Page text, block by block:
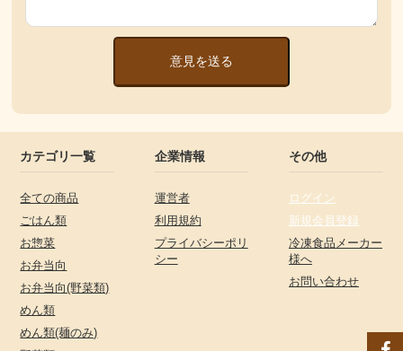
意見を送る
カテゴリ一覧
全ての商品
ごはん類
お惣菜
お弁当向
お弁当向(野菜類)
めん類
めん類(麺のみ)
企業情報
運営者
利用規約
プライバシーポリ
シー
その他
ログイン
新規会員登録
冷凍食品メーカー
様へ
お問い合わせ